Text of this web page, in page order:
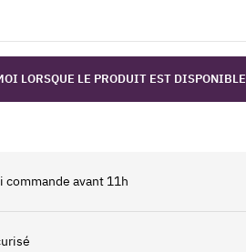
LORSQUE LE PRODUIT EST DISPONIBLE
avant 11h